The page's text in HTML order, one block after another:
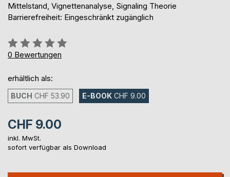
Mittelstand, Vignettenanalyse, Signaling Theorie
Barrierefreiheit: Eingeschränkt zugänglich
Bewertung::
0%
0 Bewertungen
erhältlich als:
BUCH CHF 53.90 E-BOOK CHF 9.00
CHF 9.00
inkl. MwSt.
sofort verfügbar als Download